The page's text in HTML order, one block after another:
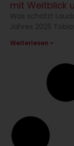
mit Weitblick
Was schätzt
Jahres 2025
Weiterlesen »